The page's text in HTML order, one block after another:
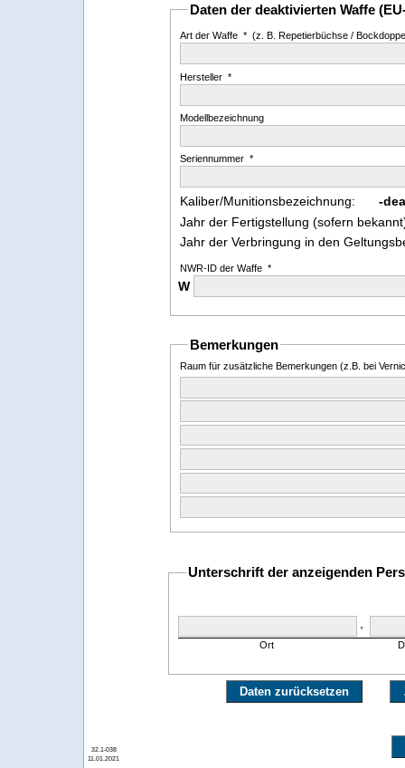
Daten der deaktivierten Waffe
Kaliber/Munitionsbezeichnung:
W
NWR-ID der Waffe *
Jahr der Verbringung in den
Art der Waffe * (z. B. Repetierbüchse /
Jahr der Fertigstellung (sofern
Modellbezeichnung
-
Hersteller *
Seriennummer *
Bemerkungen
Raum für zusätzliche Bemerkungen (z.B. bei
Unterschrift der anzeigenden
Ort
11.01.2021
32.1-038
Daten zurücksetzen